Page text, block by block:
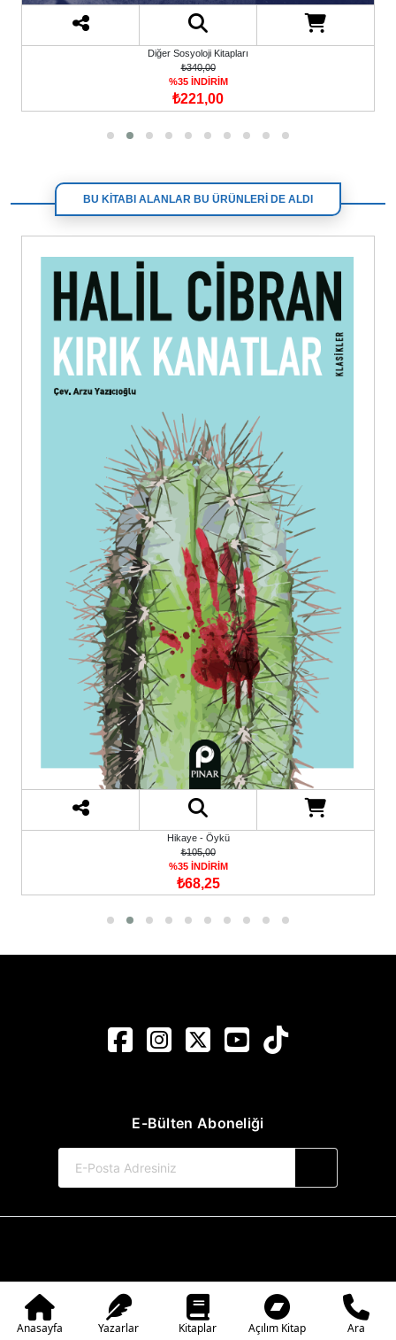
Diğer Sosyoloji Kitapları
₺340,00
%35 İNDİRİM
₺221,00
BU KİTABI ALANLAR BU ÜRÜNLERİ DE ALDI
Hikaye - Öykü
₺105,00
%35 İNDİRİM
₺68,25
E-Bülten Aboneliği
Anasayfa Yazarlar Kitaplar Açılım Kitap Ara